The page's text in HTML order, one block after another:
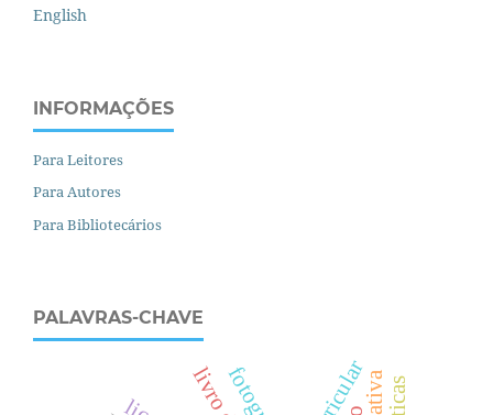
English
INFORMAÇÕES
Para Leitores
Para Autores
Para Bibliotecários
PALAVRAS-CHAVE